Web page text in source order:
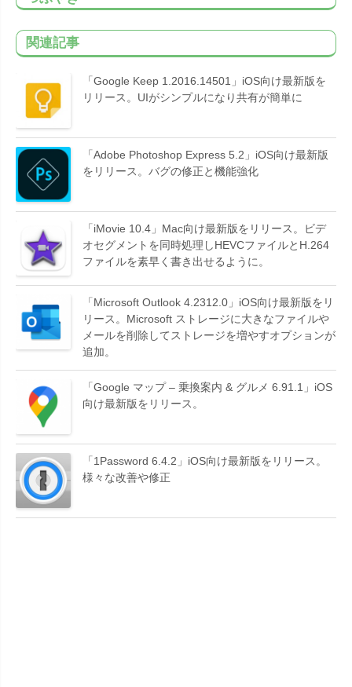
関連記事
「Google Keep 1.2016.14501」iOS向け最新版を
リリース。UIがシンプルになり共有が簡単に
「Adobe Photoshop Express 5.2」iOS向け最新版
をリリース。バグの修正と機能強化
「iMovie 10.4」Mac向け最新版をリリース。ビデ
オセグメントを同時処理しHEVCファイルとH.264
ファイルを素早く書き出せるように。
「Microsoft Outlook 4.2312.0」iOS向け最新版をリ
リース。Microsoft ストレージに大きなファイルや
メールを削除してストレージを増やすオプションが
追加。
「Google マップ – 乗換案内 & グルメ 6.91.1」iOS
向け最新版をリリース。
「1Password 6.4.2」iOS向け最新版をリリース。
様々な改善や修正